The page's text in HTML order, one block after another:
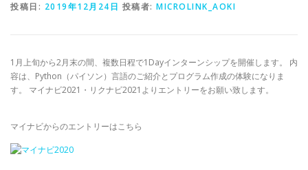
投稿日: 2019年12月24日 投稿者: MICROLINK_AOKI
1月上旬から2月末の間、複数日程で1Dayインターンシップを開催します。 内
容は、Python（パイソン）言語のご紹介とプログラム作成の体験になりま
す。 マイナビ2021・リクナビ2021よりエントリーをお願い致します。
マイナビからのエントリーはこちら